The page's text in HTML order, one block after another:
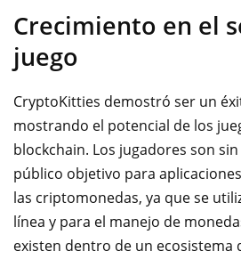
Crecimiento en el
juego
CryptoKitties demostró ser un
mostrando el potencial de los
blockchain. Los jugadores son
público objetivo para
las criptomonedas, ya que se
línea y para el manejo de
existen dentro de un ecosistema